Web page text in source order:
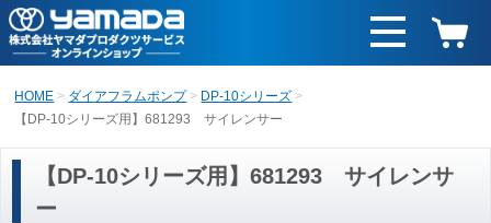
HOME ダイアフラムポンプ
DP-10シリーズ
【DP-10シリーズ用】681293 サイレンサー
【DP-10シリーズ用】681293 サイレンサ
ー